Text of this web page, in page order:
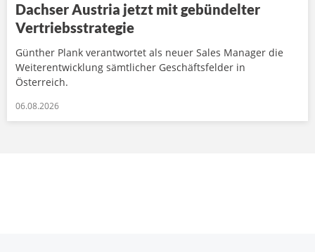
Dachser Austria jetzt mit gebündelter
Vertriebsstrategie
Günther Plank verantwortet als neuer Sales Manager die
Weiterentwicklung sämtlicher Geschäftsfelder in
Österreich.
06.08.2026